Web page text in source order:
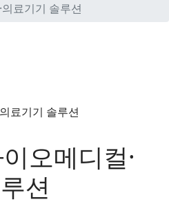
료기기 솔루션
오메디컬·
션